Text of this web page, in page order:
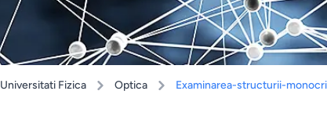
Universitati Fizica Optica Examinarea-structurii-